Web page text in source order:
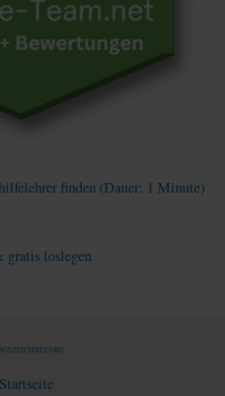
finden (Dauer: 1 Minute)
gratis loslegen
Startseite